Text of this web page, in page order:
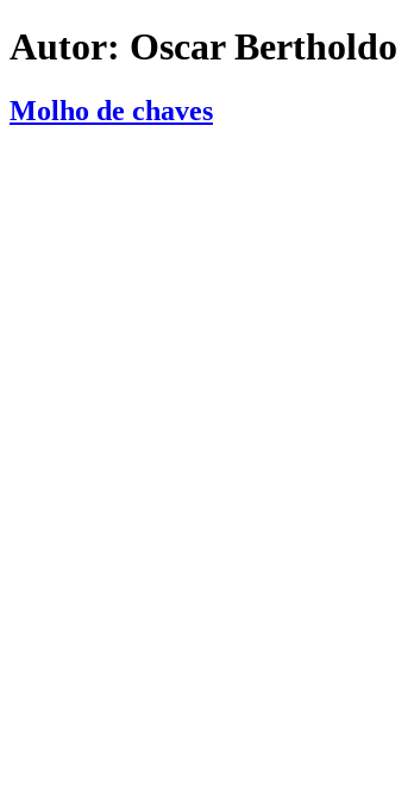
Autor: Oscar Bertholdo
Molho de chaves